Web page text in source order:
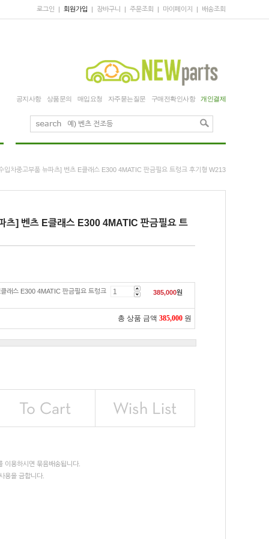
로그인 | 회원가입 | 장바구니 | 주문조회 | 마이페이지 | 배송조회
공지사항
상품문의 매입요청 자주묻는질문 구매전확인사항 개인결제
입차중고부품 뉴파츠] 벤츠 E클래스 E300 4MATIC 판금필요 트렁크 후기형 W213
츠] 벤츠 E클래스 E300 4MATIC 판금필요 트
래스 E300 4MATIC 판금필요 트렁크
385,000원
총 상품 금액 385,000 원
이용하시면 묶음배송됩니다.
용을 금합니다.